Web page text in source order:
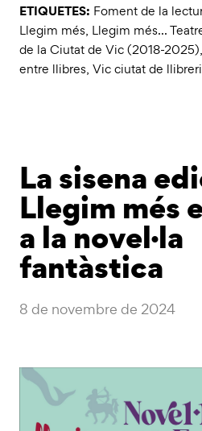
ETIQUETES: Foment de la
Llegim més, Llegim més...
de la Ciutat de Vic (2018-2025),
entre llibres, Vic ciutat de
La sisena
Llegim més
a la novel·la
fantàstica
8 de novembre de 2024